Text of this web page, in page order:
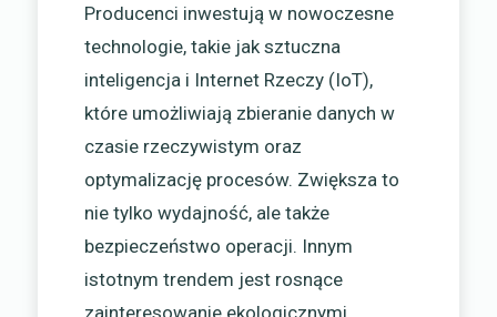
Producenci inwestują w nowoczesne
technologie, takie jak sztuczna
inteligencja i Internet Rzeczy (IoT),
które umożliwiają zbieranie danych w
czasie rzeczywistym oraz
optymalizację procesów. Zwiększa to
nie tylko wydajność, ale także
bezpieczeństwo operacji. Innym
istotnym trendem jest rosnące
zainteresowanie ekologicznymi